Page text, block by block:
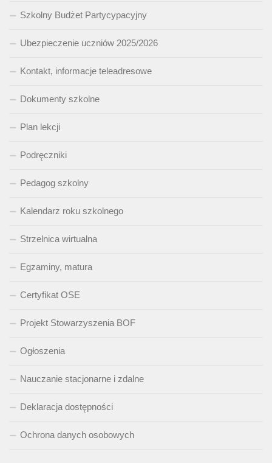
Szkolny Budżet Partycypacyjny
Ubezpieczenie uczniów 2025/2026
Kontakt, informacje teleadresowe
Dokumenty szkolne
Plan lekcji
Podręczniki
Pedagog szkolny
Kalendarz roku szkolnego
Strzelnica wirtualna
Egzaminy, matura
Certyfikat OSE
Projekt Stowarzyszenia BOF
Ogłoszenia
Nauczanie stacjonarne i zdalne
Deklaracja dostępności
Ochrona danych osobowych